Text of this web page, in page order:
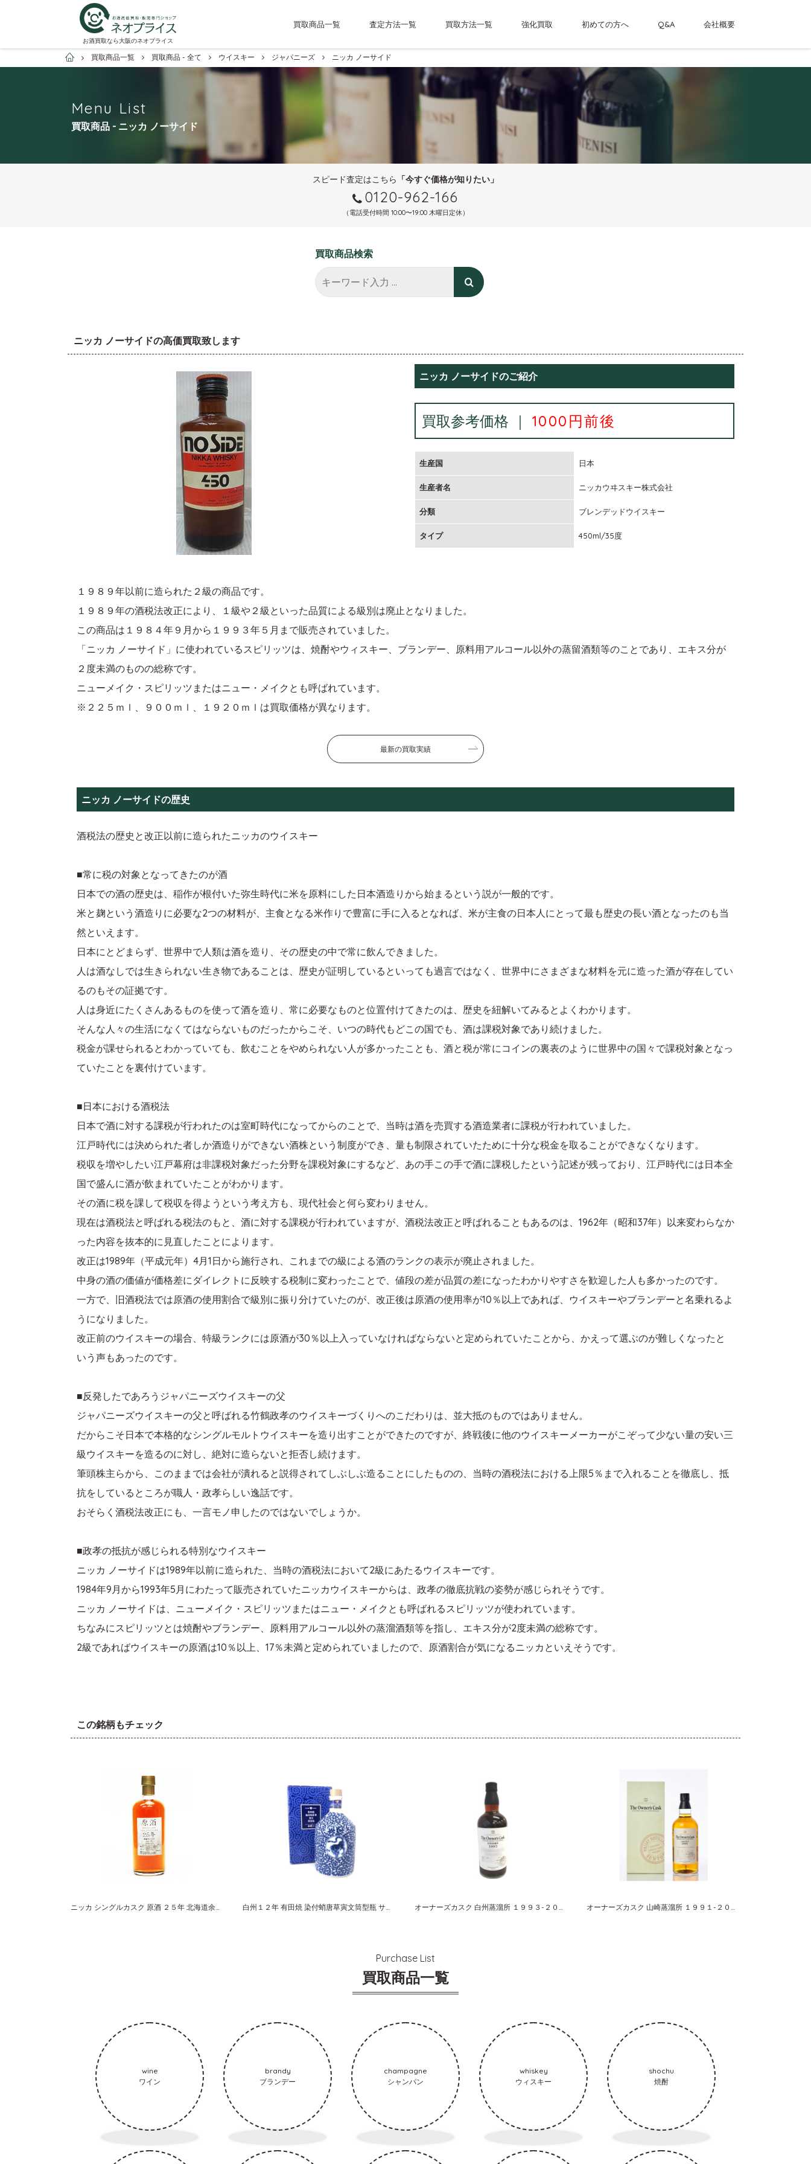
お酒買取なら大阪のネオプライス
買取商品一覧 査定方法一覧 買取方法一覧 強化買取 初めての方へ Q&A 会社概要
お酒買取専門店ネオプライス
買取商品一覧 買取商品 - 全て ウイスキー ジャパニーズ ニッカ ノーサイド
Menu List
買取商品 - ニッカ ノーサイド
スピード査定はこちら 「今すぐ価格が知りたい」
0120-962-166
（電話受付時間 10:00〜19:00 木曜日定休）
買取商品検索
ニッカ ノーサイドの高価買取致します
ニッカ ノーサイドのご紹介
買取参考価格 ｜ 1000円前後
生産国 日本
生産者名 ニッカウヰスキー株式会社
分類 ブレンデッドウイスキー
タイプ 450ml/35度
１９８９年以前に造られた２級の商品です。
１９８９年の酒税法改正により、１級や２級といった品質による級別は廃止となりました。
この商品は１９８４年９月から１９９３年５月まで販売されていました。
「ニッカ ノーサイド」に使われているスピリッツは、焼酎やウィスキー、ブランデー、原料用アルコール以外の蒸留酒類等のことであり、エキス分が
２度未満のものの総称です。
ニューメイク・スピリッツまたはニュー・メイクとも呼ばれています。
※２２５ｍｌ、９００ｍｌ、１９２０ｍｌは買取価格が異なります。
最新の買取実績
ニッカ ノーサイドの歴史
酒税法の歴史と改正以前に造られたニッカのウイスキー
■常に税の対象となってきたのが酒
日本での酒の歴史は、稲作が根付いた弥生時代に米を原料にした日本酒造りから始まるという説が一般的です。
米と麹という酒造りに必要な2つの材料が、主食となる米作りで豊富に手に入るとなれば、米が主食の日本人にとって最も歴史の長い酒となったのも当
然といえます。
日本にとどまらず、世界中で人類は酒を造り、その歴史の中で常に飲んできました。
人は酒なしでは生きられない生き物であることは、歴史が証明しているといっても過言ではなく、世界中にさまざまな材料を元に造った酒が存在してい
るのもその証拠です。
人は身近にたくさんあるものを使って酒を造り、常に必要なものと位置付けてきたのは、歴史を紐解いてみるとよくわかります。
そんな人々の生活になくてはならないものだったからこそ、いつの時代もどこの国でも、酒は課税対象であり続けました。
税金が課せられるとわかっていても、飲むことをやめられない人が多かったことも、酒と税が常にコインの裏表のように世界中の国々で課税対象となっ
ていたことを裏付けています。
■日本における酒税法
日本で酒に対する課税が行われたのは室町時代になってからのことで、当時は酒を売買する酒造業者に課税が行われていました。
江戸時代には決められた者しか酒造りができない酒株という制度ができ、量も制限されていたために十分な税金を取ることができなくなります。
税収を増やしたい江戸幕府は非課税対象だった分野を課税対象にするなど、あの手この手で酒に課税したという記述が残っており、江戸時代には日本全
国で盛んに酒が飲まれていたことがわかります。
その酒に税を課して税収を得ようという考え方も、現代社会と何ら変わりません。
現在は酒税法と呼ばれる税法のもと、酒に対する課税が行われていますが、酒税法改正と呼ばれることもあるのは、1962年（昭和37年）以来変わらなか
った内容を抜本的に見直したことによります。
改正は1989年（平成元年）4月1日から施行され、これまでの級による酒のランクの表示が廃止されました。
中身の酒の価値が価格差にダイレクトに反映する税制に変わったことで、値段の差が品質の差になったわかりやすさを歓迎した人も多かったのです。
一方で、旧酒税法では原酒の使用割合で級別に振り分けていたのが、改正後は原酒の使用率が10％以上であれば、ウイスキーやブランデーと名乗れるよ
うになりました。
改正前のウイスキーの場合、特級ランクには原酒が30％以上入っていなければならないと定められていたことから、かえって選ぶのが難しくなったと
いう声もあったのです。
■反発したであろうジャパニーズウイスキーの父
ジャパニーズウイスキーの父と呼ばれる竹鶴政孝のウイスキーづくりへのこだわりは、並大抵のものではありません。
だからこそ日本で本格的なシングルモルトウイスキーを造り出すことができたのですが、終戦後に他のウイスキーメーカーがこぞって少ない量の安い三
級ウイスキーを造るのに対し、絶対に造らないと拒否し続けます。
筆頭株主らから、このままでは会社が潰れると説得されてしぶしぶ造ることにしたものの、当時の酒税法における上限5％まで入れることを徹底し、抵
抗をしているところが職人・政孝らしい逸話です。
おそらく酒税法改正にも、一言モノ申したのではないでしょうか。
■政孝の抵抗が感じられる特別なウイスキー
ニッカ ノーサイドは1989年以前に造られた、当時の酒税法において2級にあたるウイスキーです。
1984年9月から1993年5月にわたって販売されていたニッカウイスキーからは、政孝の徹底抗戦の姿勢が感じられそうです。
ニッカ ノーサイドは、ニューメイク・スピリッツまたはニュー・メイクとも呼ばれるスピリッツが使われています。
ちなみにスピリッツとは焼酎やブランデー、原料用アルコール以外の蒸溜酒類等を指し、エキス分が2度未満の総称です。
2級であればウイスキーの原酒は10％以上、17％未満と定められていましたので、原酒割合が気になるニッカといえそうです。
この銘柄もチェック
ニッカ シングルカスク 原酒 ２５年 北海道余市蒸留所限定 白州１２年 有田焼 染付蛸唐草寅文筒型瓶 サントリー スペシャルボトルコレクション ピュアモルト オーナーズカスク 白州蒸溜所 １９９３-２００９ ホグスヘッド サントリーシングルカスクウイスキー オーナーズカスク 山崎蒸溜所 １９９１-２００８ バーレル サントリーシングルカスクウイスキー
Purchase List
買取商品一覧
wine
ワイン
brandy
ブランデー
champagne
シャンパン
whiskey
ウィスキー
shochu
焼酎